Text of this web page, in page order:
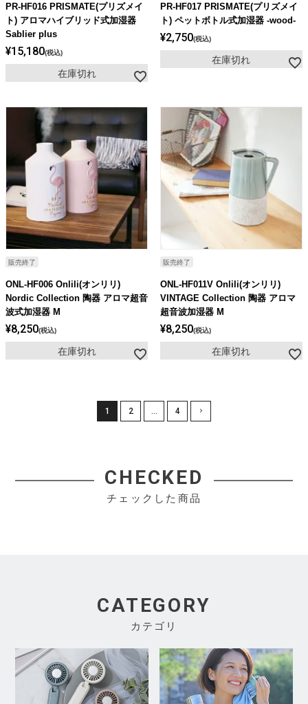
PR-HF016 PRISMATE(プリズメイ
ト) アロマハイブリッド式加湿器
Sablier plus
¥15,180 税込
在庫切れ
PR-HF017 PRISMATE(プリズメイ
ト) ペットボトル式加湿器 -wood-
¥2,750 税込
在庫切れ
販売終了
ONL-HF006 Onlili(オンリリ)
Nordic Collection 陶器 アロマ超音
波式加湿器 M
¥8,250 税込
在庫切れ
販売終了
ONL-HF011V Onlili(オンリリ)
VINTAGE Collection 陶器 アロマ
超音波加湿器 M
¥8,250 税込
在庫切れ
1 2 … 4
CHECKED
チェックした商品
CATEGORY
カテゴリ